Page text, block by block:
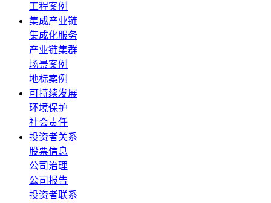
工程案例
集成产业链
集成化服务
产业链集群
场景案例
地标案例
可持续发展
环境保护
社会责任
投资者关系
股票信息
公司治理
公司报告
投资者联系